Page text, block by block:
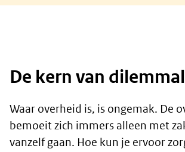
De kern van
Waar overheid is, is ongemak. De
bemoeit zich immers alleen met
vanzelf gaan. Hoe kun je ervoor